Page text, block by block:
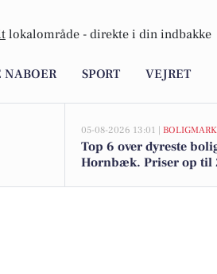
lokalområde - direkte i din indbakke
SPORT VEJRET
05-08-2026 13:01 |
Top 6 over dyreste
Hornbæk. Priser op til